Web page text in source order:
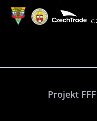
Projekt FFF